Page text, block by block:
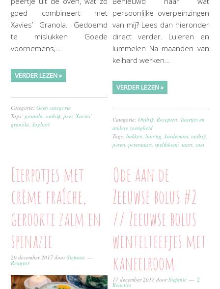
goed combineert met
Xavies’ Granola. Gedoemd
te mislukken Goede
voornemens,…
VERDER LEZEN »
Categorie:Geen categorie
Tags: granola ,ontbijt ,peer, Xavies'
granola Yoghurt
persoonlijke overpeinzingen
van mij? Lees dan hieronder
direct verder. Luieren en
lummelen Na maanden van
keihard werken…
VERDER LEZEN »
Categorie:Ontbijt Recepten ,Taartjes en
andere zoetigheid
Tags:bakken ,honing ,kardemom ,ontbijt
peren ,perentaart ,speltbloem ,taart zoet
Eierpotjes met
crème fraîche,
gerookte zalm en
spinazie
20 december 2017 doorStefanie
Reageer
Ode aan de
Zeeuwse bolus #2
// Zeeuwse bolus
wentelteefjes met
kaneelroom
17 december 2017 doorStefanie 2
Reacties